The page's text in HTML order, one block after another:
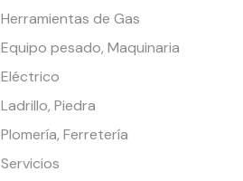
Herramientas de Gas
Equipo pesado, Maquinaria
Eléctrico
Ladrillo, Piedra
Plomería, Ferretería
Servicios